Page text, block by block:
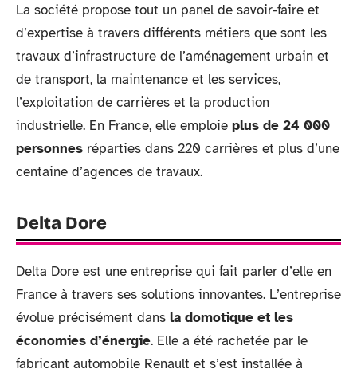
La société propose tout un panel de savoir-faire et
d’expertise à travers différents métiers que sont les
travaux d’infrastructure de l’aménagement urbain et
de transport, la maintenance et les services,
l’exploitation de carrières et la production
industrielle. En France, elle emploie plus de 24 000
personnes réparties dans 220 carrières et plus d’une
centaine d’agences de travaux.
Delta Dore
Delta Dore est une entreprise qui fait parler d’elle en
France à travers ses solutions innovantes. L’entreprise
évolue précisément dans la domotique et les
économies d’énergie. Elle a été rachetée par le
fabricant automobile Renault et s’est installée à